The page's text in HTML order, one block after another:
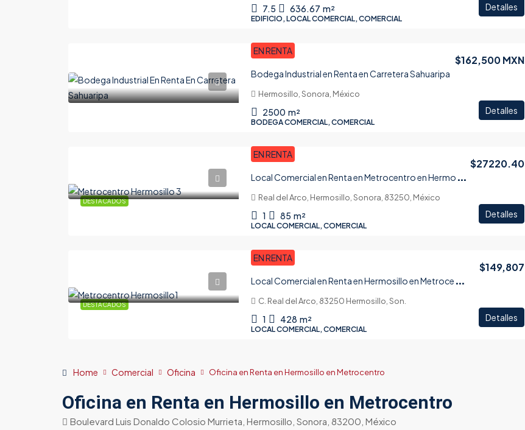
7.5 636.67 m²
EDIFICIO, LOCAL COMERCIAL, COMERCIAL
Detalles
EN RENTA
Bodega Industrial en Renta en Carretera Sahuaripa
$162,500 MXN
Hermosillo, Sonora, México
2500 m²
BODEGA COMERCIAL, COMERCIAL
Detalles
DESTACADOS
EN RENTA
L
ocal Comercial en Renta en Metrocentro en Hermosillo
$27220.40
Real del Arco, Hermosillo, Sonora, 83250, México
1 85 m²
LOCAL COMERCIAL, COMERCIAL
Detalles
DESTACADOS
EN RENTA
L
ocal Comercial en Renta en Hermosillo en Metrocentro
$149,807
C. Real del Arco, 83250 Hermosillo, Son.
1 428 m²
LOCAL COMERCIAL, COMERCIAL
Detalles
Home Comercial Oficina Oficina en Renta en Hermosillo en Metrocentro
Oficina en Renta en Hermosillo en Metrocentro
Boulevard Luis Donaldo Colosio Murrieta, Hermosillo, Sonora, 83200, México